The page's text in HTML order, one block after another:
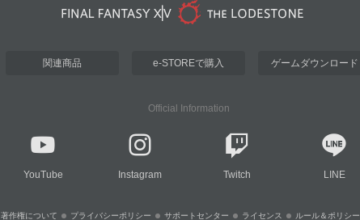
関連商品 e-STOREで購入 ゲームダウンロード
Official Information
YouTube Instagram Twitch LINE
著作権について プライバシーポリシー サポートセンター ライセンス ルール＆ポリシー